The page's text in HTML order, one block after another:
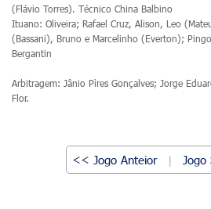
(Flávio Torres). Técnico China Balbino
Ituano: Oliveira; Rafael Cruz, Alison, Leo
(Bassani), Bruno e Marcelinho (Everton);
Bergantin
Arbitragem: Jânio Pìres Gonçalves; Jorge
Flor.
<< Jogo Anteior |